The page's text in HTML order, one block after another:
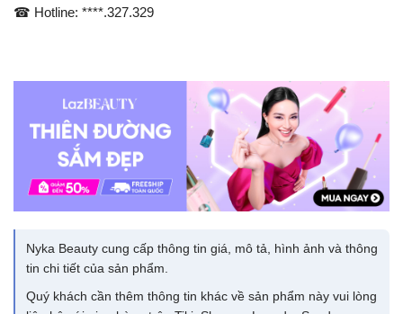
☎ Hotline: ****.327.329
Nyka Beauty cung cấp thông tin giá, mô tả, hình ảnh và thông
tin chi tiết của sản phẩm.
Quý khách cần thêm thông tin khác về sản phẩm này vui lòng